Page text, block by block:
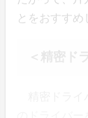
とをおすすめ